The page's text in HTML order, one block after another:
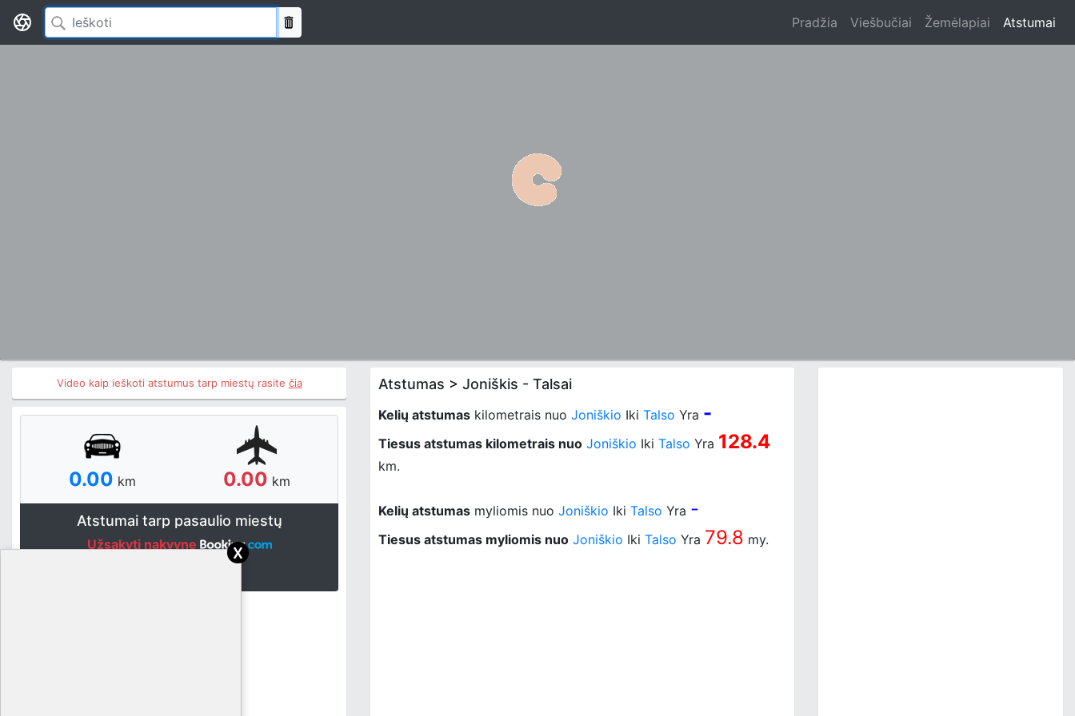
Pradžia Viešbučiai Žemėlapiai Atstumai
Video kaip ieškoti atstumus tarp miestų rasite čia
0.00 km 0.00 km
Atstumai tarp pasaulio miestų
Užsakyti nakvynę
Atstumas > Joniškis - Talsai
Kelių atstumas kilometrais nuo Joniškio Iki Talso Yra -
Tiesus atstumas kilometrais nuo Joniškio Iki Talso Yra 128.4
km.
Kelių atstumas myliomis nuo Joniškio Iki Talso Yra -
Tiesus atstumas myliomis nuo Joniškio Iki Talso Yra 79.8 my.
x